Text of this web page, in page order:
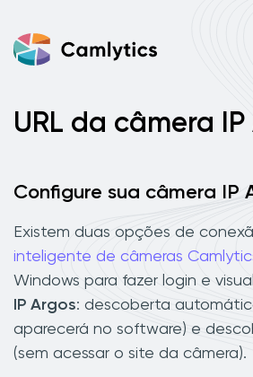
URL da câmera
Configure sua câmera IP
Existem duas opções de
inteligente de câmeras
Windows para fazer login e
IP Argos: descoberta
aparecerá no software) e
(sem acessar o site da câmera).